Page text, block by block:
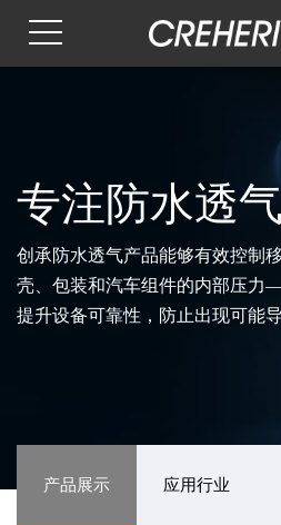
专注防水透
创承防水透气产品能够有效控制
壳、包装和汽车组件的内部压力
提升设备可靠性，防止出现可能
产品展示 应用行业